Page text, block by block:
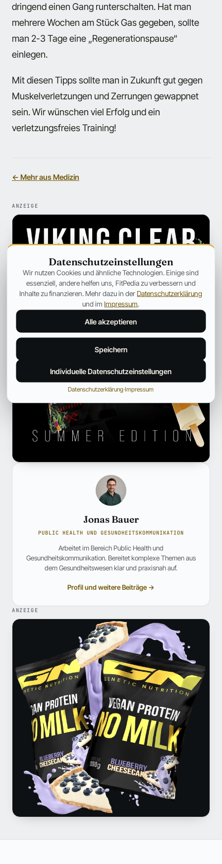
dringend einen Gang runterschalten. Hat man
mehrere Wochen am Stück Gas gegeben, sollte
man 2-3 Tage eine „Regenerationspause“
einlegen.
Mit diesen Tipps sollte man in Zukunft gut gegen
Muskelverletzungen und Zerrungen gewappnet
sein. Wir wünschen viel Erfolg und ein
verletzungsfreies Training!
← Mehr aus Medizin
ANZEIGE
Jonas Bauer
PUBLIC HEALTH UND GESUNDHEITSKOMMUNIKATION
Arbeitet im Bereich Public Health und
Gesundheitskommunikation. Bereitet komplexe Themen aus
dem Gesundheitswesen klar und praxisnah auf.
Profil und weitere Beiträge →
ANZEIGE
Datenschutzeinstellungen
Wir nutzen Cookies und ähnliche Technologien. Einige sind
essenziell, andere helfen uns, FitPedia zu verbessern und
Inhalte zu finanzieren. Mehr dazu in der Datenschutzerklärung
und im Impressum.
Alle akzeptieren
Speichern
Individuelle Datenschutzeinstellungen
Datenschutzerklärung·Impressum